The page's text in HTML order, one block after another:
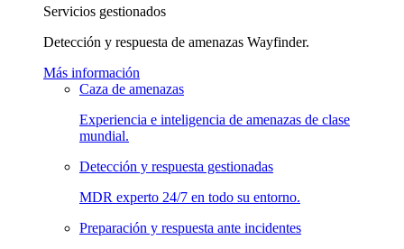
Servicios gestionados
Detección y respuesta de amenazas Wayfinder.
Más información
Caza de amenazas
Experiencia e inteligencia de amenazas de clase
mundial.
Detección y respuesta gestionadas
MDR experto 24/7 en todo su entorno.
Preparación y respuesta ante incidentes